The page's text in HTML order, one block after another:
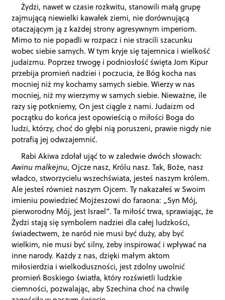
Żydzi, nawet w czasie rozkwitu, stanowili małą grupę
zajmującą niewielki kawałek ziemi, nie dorównującą
otaczającym ją z każdej strony agresywnym imperiom.
Mimo to nie popadli w rozpacz i nie stracili szacunku
wobec siebie samych. W tym kryje się tajemnica i wielkość
judaizmu. Poprzez trwogę i podniosłość święta Jom Kipur
przebija promień nadziei i poczucia, że Bóg kocha nas
mocniej niż my kochamy samych siebie. Wierzy w nas
mocniej, niż my wierzymy w samych siebie. Nieważne, ile
razy się potkniemy, On jest ciągle z nami. Judaizm od
początku do końca jest opowieścią o miłości Boga do
ludzi, którzy, choć do głębi nią poruszeni, prawie nigdy nie
potrafią jej odwzajemnić.
Rabi Akiwa zdołał ująć to w zaledwie dwóch słowach:
Awinu malkejnu, Ojcze nasz, Królu nasz. Tak, Boże, nasz
władco, stworzycielu wszechświata, jesteś naszym królem.
Ale jesteś również naszym Ojcem. Ty nakazałeś w Swoim
imieniu powiedzieć Mojżeszowi do faraona: „Syn Mój,
pierworodny Mój, jest Israel”. Ta miłość trwa, sprawiając, że
Żydzi stają się symbolem nadziei dla całej ludzkości,
świadectwem, że naród nie musi być duży, aby być
wielkim, nie musi być silny, żeby inspirować i wpływać na
inne narody. Każdy z nas, dzięki małym aktom
miłosierdzia i wielkoduszności, jest zdolny uwolnić
promień Boskiego światła, który rozświetli ludzkie
ciemności, pozwalając, aby Szechina choć na chwilę